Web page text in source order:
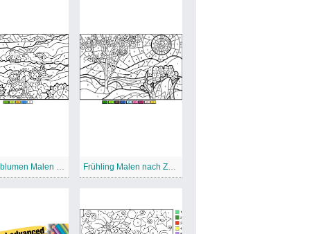
Sonnenblumen Malen nach Zahlen Frühling Malen nach Zahlen